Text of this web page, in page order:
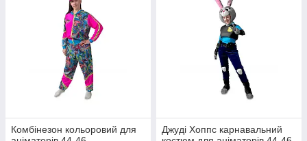
Комбінезон кольоровий для
Джуді Хоппс карнавальний